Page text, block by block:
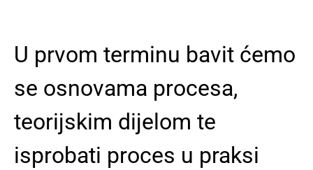
U prvom terminu bavit ćemo
se osnovama procesa,
teorijskim dijelom te
isprobati proces u praksi